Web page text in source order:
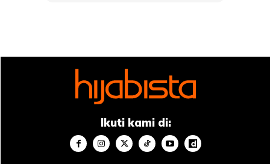
Ikuti kami di: